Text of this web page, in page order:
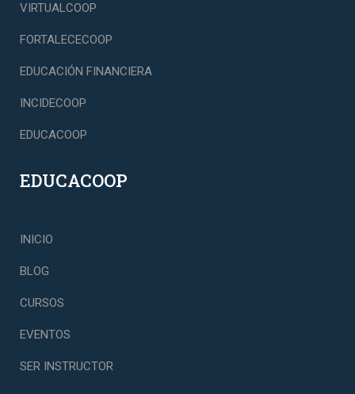
VIRTUALCOOP
FORTALECECOOP
EDUCACIÓN FINANCIERA
INCIDECOOP
EDUCACOOP
EDUCACOOP
INICIO
BLOG
CURSOS
EVENTOS
SER INSTRUCTOR